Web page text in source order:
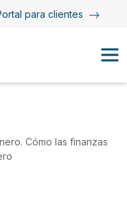
para clientes
Cómo las finanzas